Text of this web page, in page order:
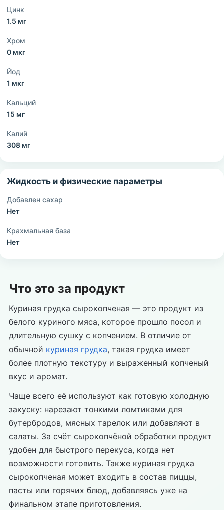
Цинк
1.5 мг
Хром
0 мкг
Йод
1 мкг
Кальций
15 мг
Калий
308 мг
Жидкость и физические параметры
Добавлен сахар
Нет
Крахмальная база
Нет
Что это за продукт
Куриная грудка сырокопченая — это продукт из
белого куриного мяса, которое прошло посол и
длительную сушку с копчением. В отличие от
обычной куриная грудка, такая грудка имеет
более плотную текстуру и выраженный копченый
вкус и аромат.
Чаще всего её используют как готовую холодную
закуску: нарезают тонкими ломтиками для
бутербродов, мясных тарелок или добавляют в
салаты. За счёт сырокопчёной обработки продукт
удобен для быстрого перекуса, когда нет
возможности готовить. Также куриная грудка
сырокопченая может входить в состав пиццы,
пасты или горячих блюд, добавляясь уже на
финальном этапе приготовления.